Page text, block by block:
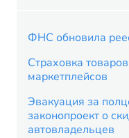
ФНС обновила
Страховка
маркетплейсов
Эвакуация за
законопроект о
автовладельцев